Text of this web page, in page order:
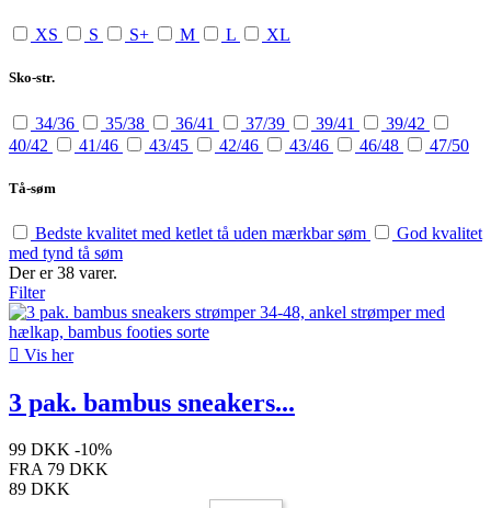
XS S S+ M L XL
Sko-str.
34/36 35/38 36/41 37/39 39/41
39/42
40/42
41/46 43/45 42/46 43/46 46/48 47/50
Tå-søm
Bedste kvalitet med ketlet tå uden mærkbar søm
God kvalitet
med tynd tå søm
Der er 38 varer.
Filter
 Vis her
3 pak. bambus sneakers...
99 DKK -10%
FRA 79 DKK
89 DKK